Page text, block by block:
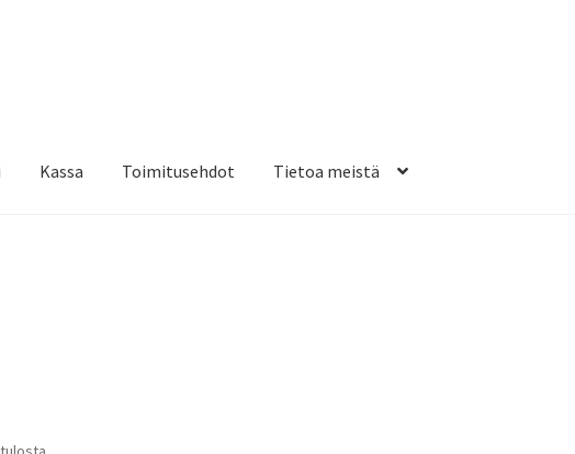
Kassa Toimitusehdot Tietoa meistä